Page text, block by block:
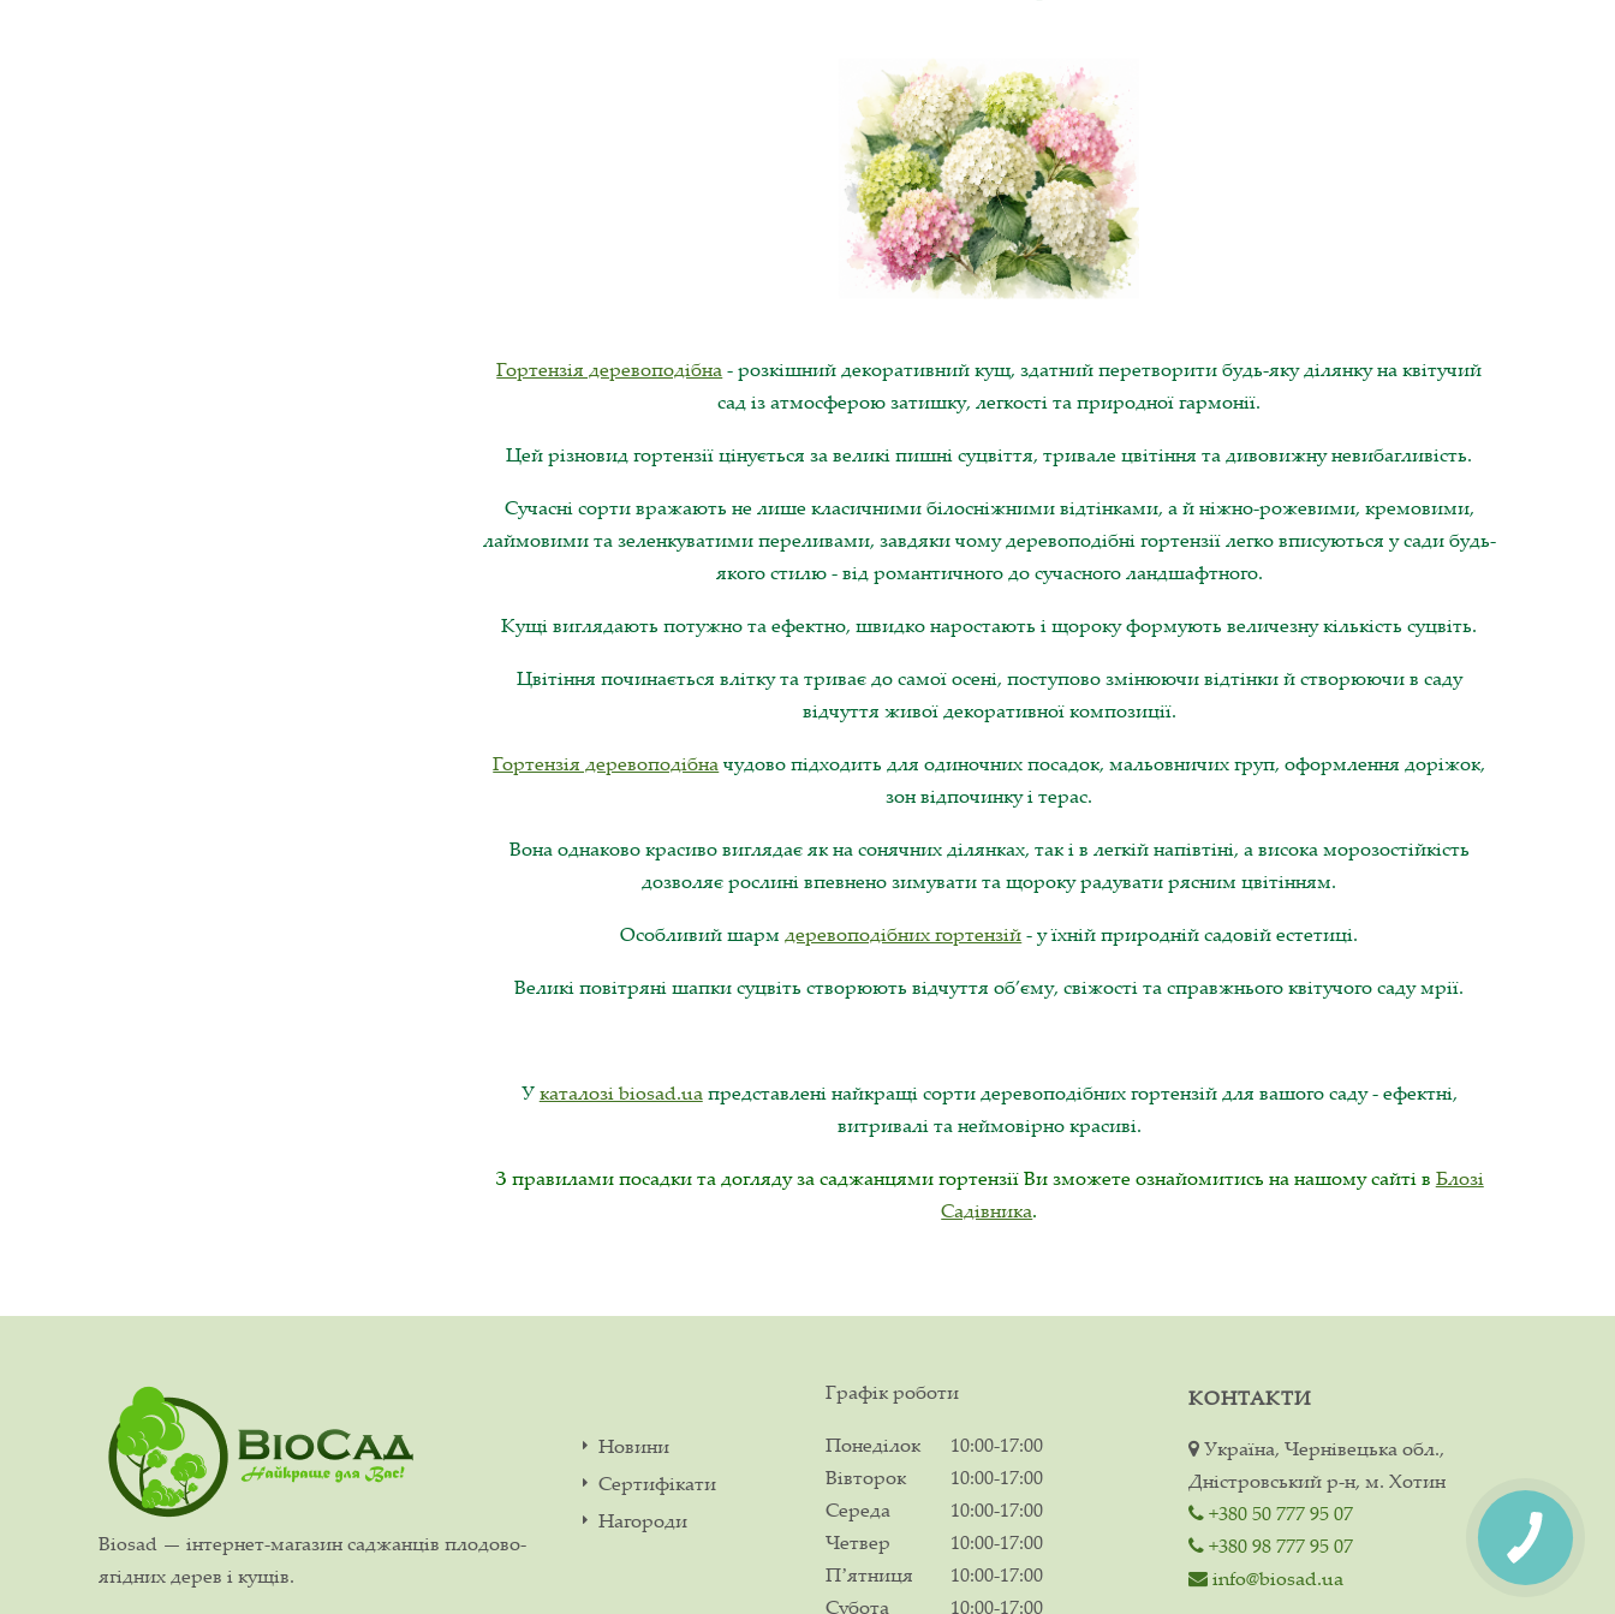
Гортензія деревоподібна- розкішний декоративний кущ, здатний перетворити будь-яку ділянку на квітучий
сад із атмосферою затишку, легкості та природної гармонії.
Цей різновид гортензії цінується за великі пишні суцвіття, тривале цвітіння та дивовижну невибагливість.
Сучасні сорти вражають не лише класичними білосніжними відтінками, а й ніжно-рожевими, кремовими,
лаймовими та зеленкуватими переливами, завдяки чому деревоподібні гортензії легко вписуються у сади будь-
якого стилю - від романтичного до сучасного ландшафтного.
Кущі виглядають потужно та ефектно, швидко наростають і щороку формують величезну кількість суцвіть.
Цвітіння починається влітку та триває до самої осені, поступово змінюючи відтінки й створюючи в саду
відчуття живої декоративної композиції.
Гортензія деревоподібначудово підходить для одиночних посадок, мальовничих груп, оформлення доріжок,
зон відпочинку і терас.
Вона однаково красиво виглядає як на сонячних ділянках, так і в легкій напівтіні, а висока морозостійкість
дозволяє рослині впевнено зимувати та щороку радувати рясним цвітінням.
Особливий шармдеревоподібних гортензій- у їхній природній садовій естетиці.
Великі повітряні шапки суцвіть створюють відчуття об’єму, свіжості та справжнього квітучого саду мрії.
Укаталозі biosad.uaпредставлені найкращі сорти деревоподібних гортензій для вашого саду - ефектні,
витривалі та неймовірно красиві.
З правилами посадки та догляду за саджанцями гортензії Ви зможете ознайомитись на нашому сайті в Блозі
Садівника.
Biosad — інтернет-магазин саджанців плодово-
ягідних дерев і кущів.
Новини
Сертифікати
Нагороди
Графік роботи
Понеділок
10:00-17:00
Вівторок
10:00-17:00
Середа
10:00-17:00
Четвер
10:00-17:00
Пʼятниця
10:00-17:00
Субота
10:00-17:00
КОНТАКТИ
Україна, Чернівецька обл.,
Дністровський р-н, м. Хотин
+380 50 777 95 07
+380 98 777 95 07
info@biosad.ua